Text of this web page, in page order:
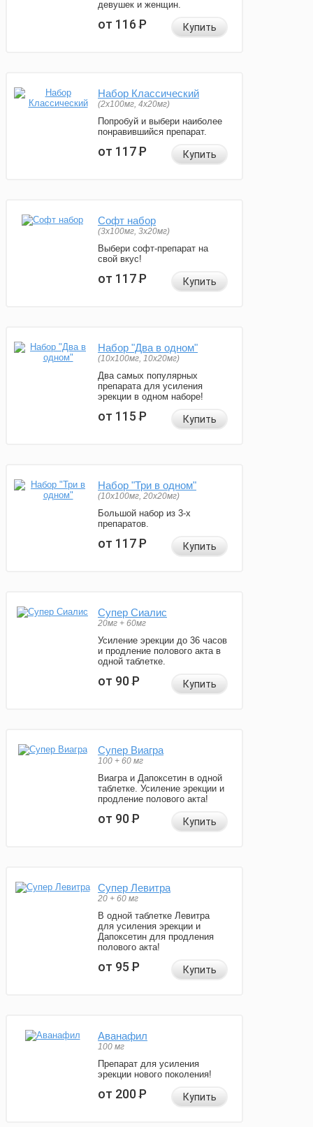
девушек и женщин.
от 116Р Купить
Набор Классический
(2x100мг, 4x20мг)
Попробуй и выбери наиболее
понравившийся препарат.
от 117Р Купить
Софт набор
(3x100мг, 3x20мг)
Выбери софт-препарат на
свой вкус!
от 117Р Купить
Набор "Два в одном"
(10x100мг, 10x20мг)
Два самых популярных
препарата для усиления
эрекции в одном наборе!
от 115Р Купить
Набор "Три в одном"
(10x100мг, 20x20мг)
Большой набор из 3-х
препаратов.
от 117Р Купить
Супер Сиалис
20мг + 60мг
Усиление эрекции до 36 часов
и продление полового акта в
одной таблетке.
от 90Р Купить
Супер Виагра
100 + 60 мг
Виагра и Дапоксетин в одной
таблетке. Усиление эрекции и
продление полового акта!
от 90Р Купить
Супер Левитра
20 + 60 мг
В одной таблетке Левитра
для усиления эрекции и
Дапоксетин для продления
полового акта!
от 95Р Купить
Аванафил
100 мг
Препарат для усиления
эрекции нового поколения!
от 200Р Купить